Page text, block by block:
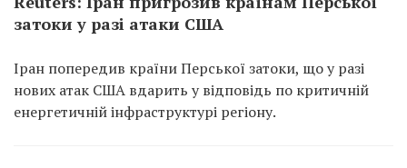
затоки у разі атаки США
Іран попередив країни Перської затоки, що у разі
нових атак США вдарить у відповідь по критичній
енергетичній інфраструктурі регіону.